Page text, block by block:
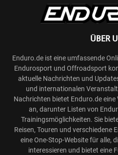
ÜBER
Enduro.de ist eine umfassende
Endurosport und Offroadsport
aktuelle Nachrichten und
und internationalen
Nachrichten bietet Enduro.de
an, darunter Listen von
Trainingsmöglichkeiten. Sie
Reisen, Touren und verschiedene
eine One-Stop-Website für alle,
interessieren und bietet eine